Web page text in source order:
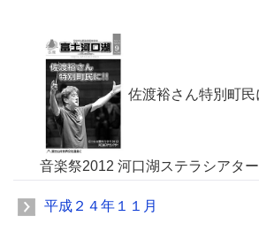
佐渡裕さん特別町
音楽祭2012 河口湖ステラシアター
平成２４年１１月